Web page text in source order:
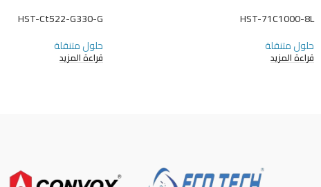
HST-71C1000-8L
حلول متنقلة
قراءة المزيد
HST-Ct522-G330-G
حلول متنقلة
قراءة المزيد